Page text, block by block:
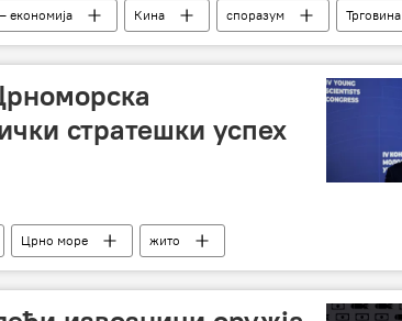
економија Кина споразум
Трговина
стратешки успех
Црно море жито